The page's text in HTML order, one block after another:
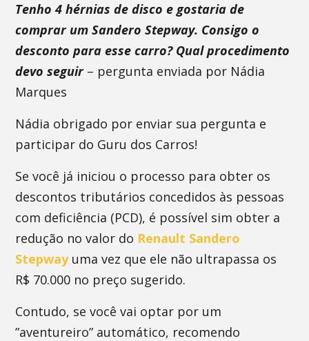
Tenho 4 hérnias de disco e gostaria de
comprar um Sandero Stepway. Consigo o
desconto para esse carro? Qual procedimento
devo seguir – pergunta enviada por Nádia
Marques
Nádia obrigado por enviar sua pergunta e
participar do Guru dos Carros!
Se você já iniciou o processo para obter os
descontos tributários concedidos às pessoas
com deficiência (PCD), é possível sim obter a
redução no valor do Renault Sandero
Stepwayuma vez que ele não ultrapassa os
R$ 70.000 no preço sugerido.
Contudo, se você vai optar por um
”aventureiro” automático, recomendo